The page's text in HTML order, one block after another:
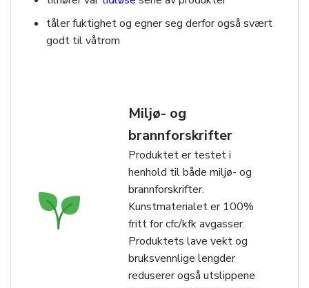
tåler fuktighet og egner seg derfor også svært
godt til våtrom
Miljø- og
brannforskrifter
Produktet er testet i
henhold til både miljø- og
brannforskrifter.
Kunstmaterialet er 100%
fritt for cfc/kfk avgasser.
Produktets lave vekt og
bruksvennlige lengder
reduserer også utslippene